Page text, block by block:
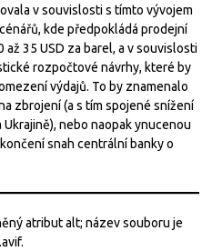
v souvislosti s tímto vývojem
kde předpokládá prodejní
až 35 USD za barel, a v souvislosti
rozpočtové návrhy, které by
výdajů. To by znamenalo
zbrojení (a s tím spojené snížení
nebo naopak ynucenou
snah centrální banky o